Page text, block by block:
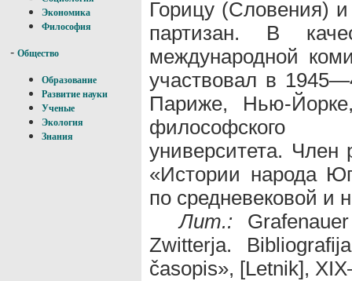
Экономика
Философия
- Общество
Образование
Развитие науки
Ученые
Экология
Знания
Горицу (Словения)
партизан. В
международной
участвовал в
Париже, Нью-
философского
университета. Член
«Истории народа
по средневековой и
Лит.:
Zwitterja.
časopis», [Letnik],